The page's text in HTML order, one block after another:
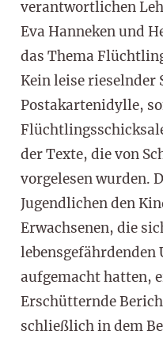
verantwortlichen
Eva Hanneken und
das Thema
Kein leise rieselnder
Postakartenidylle,
der Texte, die von
vorgelesen wurden.
Jugendlichen den
Erwachsenen, die
lebensgefährdenden
aufgemacht hatten,
Erschütternde
schließlich in dem